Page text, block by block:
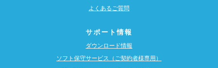
よくあるご質問
サポート情報
ダウンロード情報
ソフト保守サービス（ご契約者様専用）